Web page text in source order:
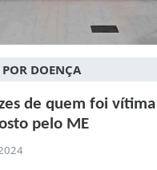
DOENÇA
de quem foi
pelo ME